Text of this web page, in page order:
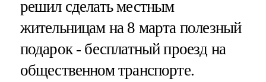
решил сделать местным
жительницам на 8 марта полезный
подарок - бесплатный проезд на
общественном транспорте.